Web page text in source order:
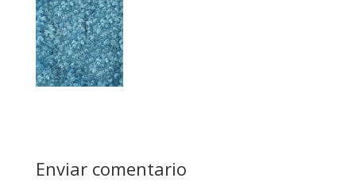
Enviar comentario